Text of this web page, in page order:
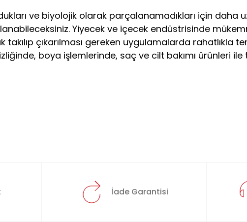
ve biyolojik olarak parçalanamadıkları için
Yiyecek ve içecek endüstrisinde
çıkarılması gereken uygulamalarda
boya işlemlerinde, saç ve cilt bakımı ürünleri
İade Garantisi